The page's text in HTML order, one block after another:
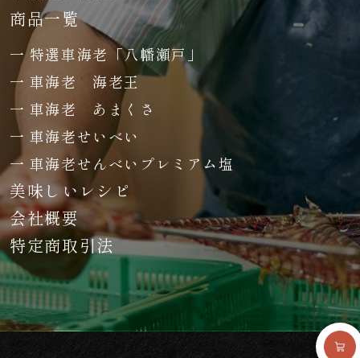
商品一覧
特選車海老「八幡瀬戸」
車海老 海老王
車海老 あまくさ
車海老せいべい
車海老せんべいプレミアム塩
美味しいレシピ
会社概要
特定商取引法